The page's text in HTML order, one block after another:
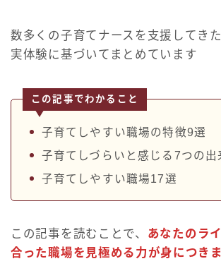
数多くの子育てナースを支援してき
実体験に基づいてまとめています
この記事でわかること
子育てしやすい職場の特徴9選
子育てしづらいと感じる7つの出
子育てしやすい職場17選
この記事を読むことで、 あなたのラ
合った職場を見極める力が身につき